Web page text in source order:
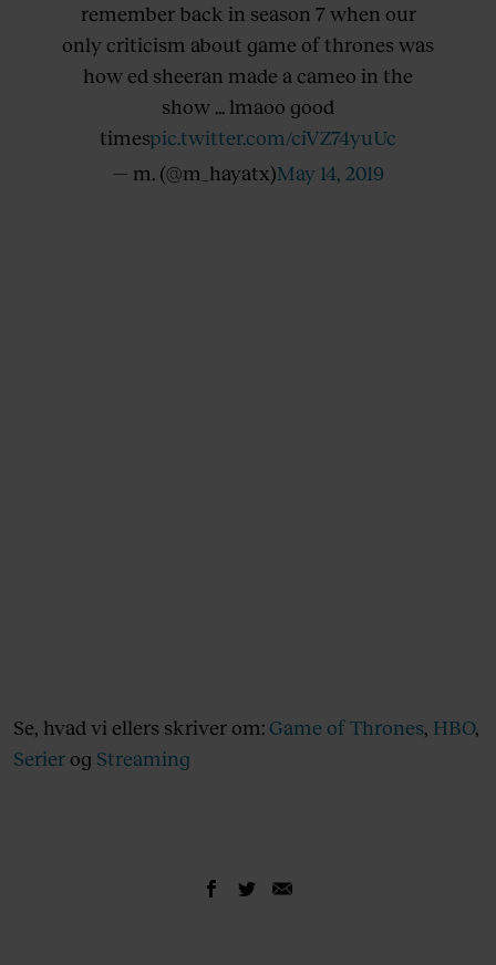
remember back in season 7 when our
only criticism about game of thrones was
how ed sheeran made a cameo in the
show ... lmaoo good
timespic.twitter.com/ciVZ74yuUc
— m. (@m_hayatx)May 14, 2019
Se, hvad vi ellers skriver om:Game of Thrones, HBO,
Serier og Streaming